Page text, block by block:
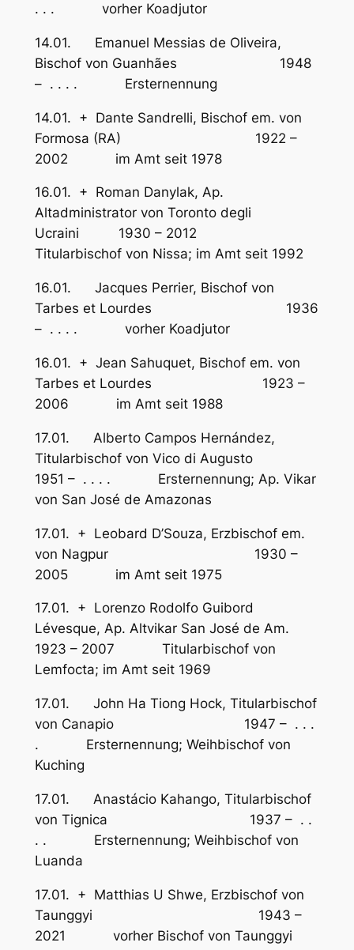
. . . vorher Koadjutor
14.01. Emanuel Messias de Oliveira,
Bischof von Guanhães 1948
– . . . . Ersternennung
14.01. + Dante Sandrelli, Bischof em. von
Formosa (RA) 1922 –
2002 im Amt seit 1978
16.01. + Roman Danylak, Ap.
Altadministrator von Toronto degli
Ucraini 1930 – 2012
Titularbischof von Nissa; im Amt seit 1992
16.01. Jacques Perrier, Bischof von
Tarbes et Lourdes 1936
– . . . . vorher Koadjutor
16.01. + Jean Sahuquet, Bischof em. von
Tarbes et Lourdes 1923 –
2006 im Amt seit 1988
17.01. Alberto Campos Hernández,
Titularbischof von Vico di Augusto
1951 – . . . . Ersternennung; Ap. Vikar
von San José de Amazonas
17.01. + Leobard D’Souza, Erzbischof em.
von Nagpur 1930 –
2005 im Amt seit 1975
17.01. + Lorenzo Rodolfo Guibord
Lévesque, Ap. Altvikar San José de Am.
1923 – 2007 Titularbischof von
Lemfocta; im Amt seit 1969
17.01. John Ha Tiong Hock, Titularbischof
von Canapio 1947 – . . .
. Ersternennung; Weihbischof von
Kuching
17.01. Anastácio Kahango, Titularbischof
von Tignica 1937 – . .
. . Ersternennung; Weihbischof von
Luanda
17.01. + Matthias U Shwe, Erzbischof von
Taunggyi 1943 –
2021 vorher Bischof von Taunggyi